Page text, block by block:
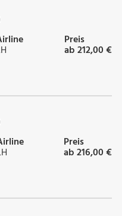
Preis
ab 212,00 €
Preis
ab 216,00 €